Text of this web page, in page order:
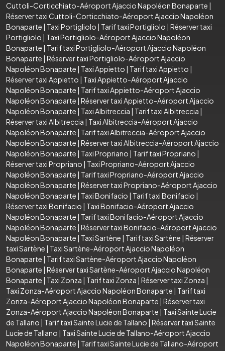
Cuttoli-Corticchiato-Aéroport Ajaccio Napoléon Bonaparte |
Réserver taxi Cuttoli-Corticchiato-Aéroport Ajaccio Napoléon
Bonaparte | Taxi Portigliolo | Tarif taxi Portigliolo | Réserver taxi
Portigliolo | Taxi Portigliolo-Aéroport Ajaccio Napoléon
Bonaparte | Tarif taxi Portigliolo-Aéroport Ajaccio Napoléon
Bonaparte | Réserver taxi Portigliolo-Aéroport Ajaccio
Napoléon Bonaparte | Taxi Appietto | Tarif taxi Appietto |
Réserver taxi Appietto | Taxi Appietto-Aéroport Ajaccio
Napoléon Bonaparte | Tarif taxi Appietto-Aéroport Ajaccio
Napoléon Bonaparte | Réserver taxi Appietto-Aéroport Ajaccio
Napoléon Bonaparte | Taxi Albitreccia | Tarif taxi Albitreccia |
Réserver taxi Albitreccia | Taxi Albitreccia-Aéroport Ajaccio
Napoléon Bonaparte | Tarif taxi Albitreccia-Aéroport Ajaccio
Napoléon Bonaparte | Réserver taxi Albitreccia-Aéroport Ajaccio
Napoléon Bonaparte | Taxi Propriano | Tarif taxi Propriano |
Réserver taxi Propriano | Taxi Propriano-Aéroport Ajaccio
Napoléon Bonaparte | Tarif taxi Propriano-Aéroport Ajaccio
Napoléon Bonaparte | Réserver taxi Propriano-Aéroport Ajaccio
Napoléon Bonaparte | Taxi Bonifacio | Tarif taxi Bonifacio |
Réserver taxi Bonifacio | Taxi Bonifacio-Aéroport Ajaccio
Napoléon Bonaparte | Tarif taxi Bonifacio-Aéroport Ajaccio
Napoléon Bonaparte | Réserver taxi Bonifacio-Aéroport Ajaccio
Napoléon Bonaparte | Taxi Sartène | Tarif taxi Sartène | Réserver
taxi Sartène | Taxi Sartène-Aéroport Ajaccio Napoléon
Bonaparte | Tarif taxi Sartène-Aéroport Ajaccio Napoléon
Bonaparte | Réserver taxi Sartène-Aéroport Ajaccio Napoléon
Bonaparte | Taxi Zonza | Tarif taxi Zonza | Réserver taxi Zonza |
Taxi Zonza-Aéroport Ajaccio Napoléon Bonaparte | Tarif taxi
Zonza-Aéroport Ajaccio Napoléon Bonaparte | Réserver taxi
Zonza-Aéroport Ajaccio Napoléon Bonaparte | Taxi Sainte Lucie
de Tallano | Tarif taxi Sainte Lucie de Tallano | Réserver taxi Sainte
Lucie de Tallano | Taxi Sainte Lucie de Tallano-Aéroport Ajaccio
Napoléon Bonaparte | Tarif taxi Sainte Lucie de Tallano-Aéroport